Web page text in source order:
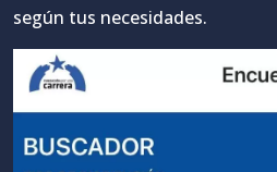
según tus necesidades.